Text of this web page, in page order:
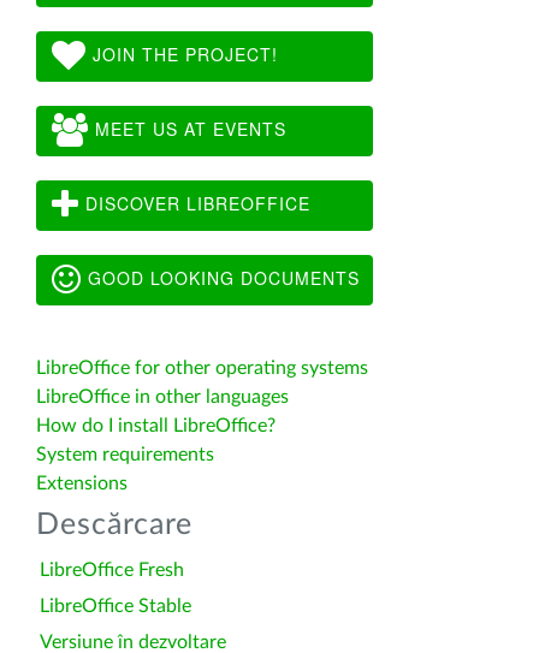
JOIN THE PROJECT!
MEET US AT EVENTS
DISCOVER LIBREOFFICE
GOOD LOOKING DOCUMENTS
LibreOffice for other operating systems
LibreOffice in other languages
How do I install LibreOffice?
System requirements
Extensions
Descărcare
LibreOffice Fresh
LibreOffice Stable
Versiune în dezvoltare